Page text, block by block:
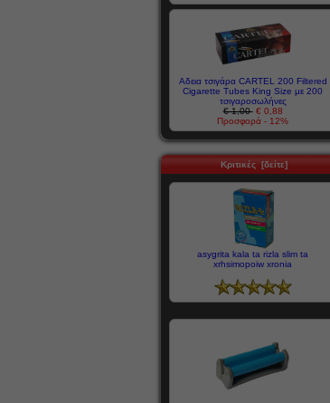
Αδεια τσιγάρα CARTEL 200 Filtered
Cigarette Tubes King Size με 200
τσιγαροσωλήνες
€ 1,00 € 0,88
Προσφορά - 12%
Κριτικές [δείτε]
asygrita kala ta rizla slim ta
xrhsimopoiw xronia